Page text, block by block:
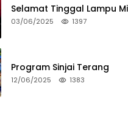
Selamat Tinggal Lampu
03/06/2025 1397
Program Sinjai Terang
12/06/2025 1383